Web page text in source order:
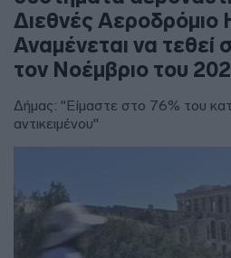
Διεθνές Αεροδρόμιο
Αναμένεται να τεθεί
τον Νοέμβριο του
Δήμας: "Είμαστε στο 76% του
αντικειμένου"